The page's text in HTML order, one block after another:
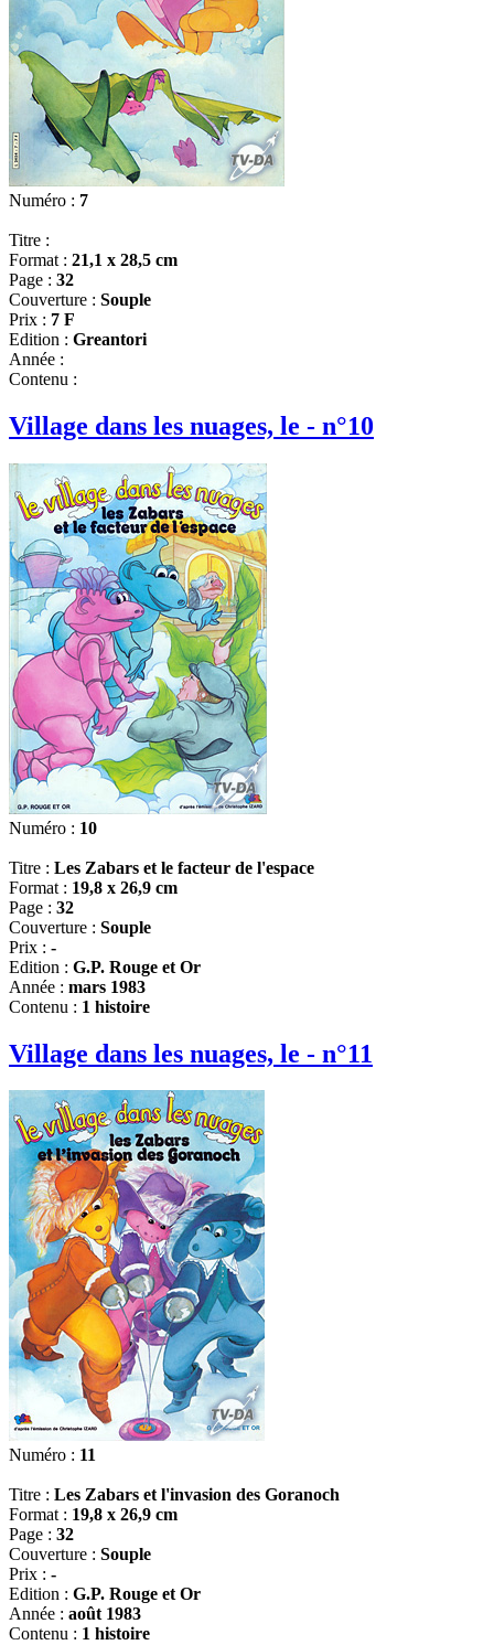
Numéro : 7
Titre :
Format : 21,1 x 28,5 cm
Page : 32
Couverture : Souple
Prix : 7 F
Edition : Greantori
Année :
Contenu :
Village dans les nuages, le - n°10
Numéro : 10
Titre : Les Zabars et le facteur de l'espace
Format : 19,8 x 26,9 cm
Page : 32
Couverture : Souple
Prix : -
Edition : G.P. Rouge et Or
Année : mars 1983
Contenu : 1 histoire
Village dans les nuages, le - n°11
Numéro : 11
Titre : Les Zabars et l'invasion des Goranoch
Format : 19,8 x 26,9 cm
Page : 32
Couverture : Souple
Prix : -
Edition : G.P. Rouge et Or
Année : août 1983
Contenu : 1 histoire